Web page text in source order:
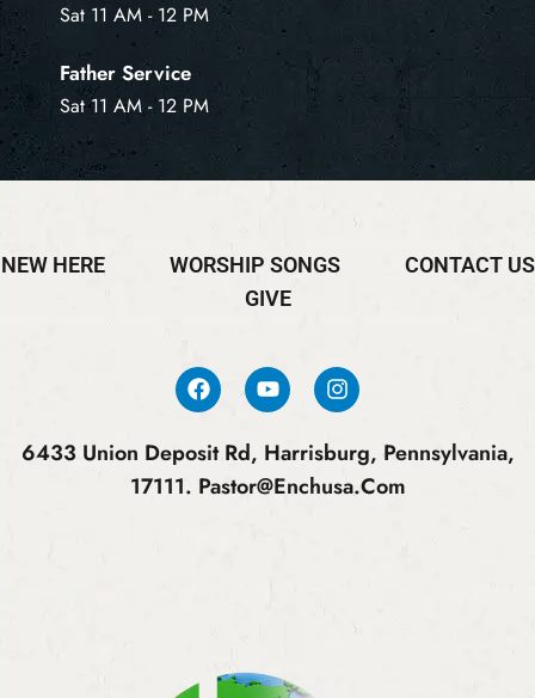
Sat 11 AM - 12 PM
Father Service
Sat 11 AM - 12 PM
NEW HERE WORSHIP SONGS
CONTACT US
GIVE
6433 Union Deposit Rd, Harrisburg, Pennsylvania,
17111. Pastor@enchusa.com